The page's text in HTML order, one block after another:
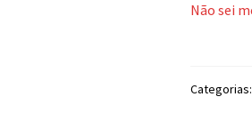
Não sei
Categorias: